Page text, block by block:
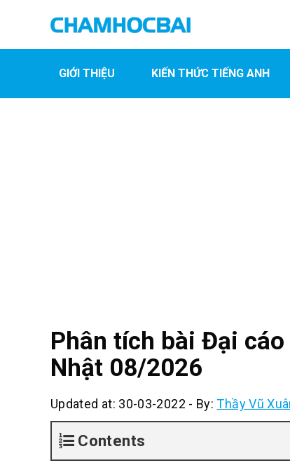
GIỚI THIỆU KIẾN THỨC TIẾNG ANH
Phân tích bài Đại
Nhật 08/2026
Updated at: 30-03-2022 - By:Thầy Vũ
Contents